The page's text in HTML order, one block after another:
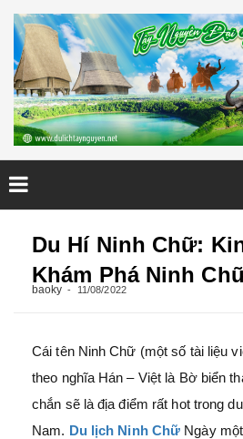
Du Hí Ninh Chữ:
Khám Phá Ninh
baoky 11/08/2022
Cái tên Ninh Chữ (một số tài liệu
theo nghĩa Hán – Việt là Bờ biển
chắn sẽ là địa điểm rất hot trong
Nam. Du lịch Ninh Chữ Ngày